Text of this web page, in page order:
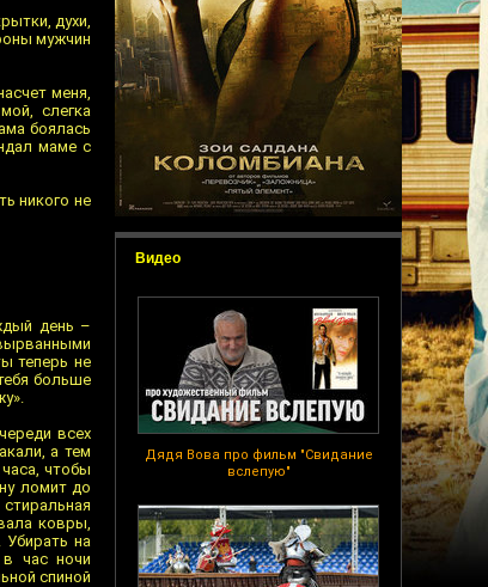
Видео
Дядя Вова про фильм "Свидание
вслепую"
духи,
мужчин
меня,
слегка
боялась
маме с
никого не
день –
теперь не
больше
всех
а тем
чтобы
ломит до
ковры,
Убирать на
час ночи
спиной